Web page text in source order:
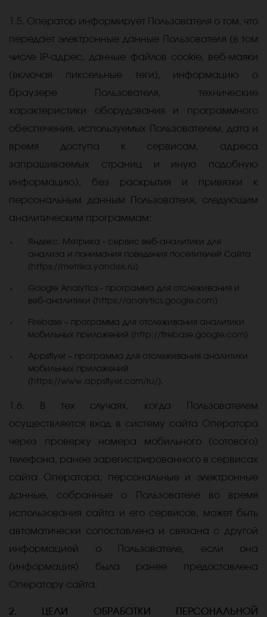
1.5. Оператор информирует Пользователя о том, что
передает электронные данные Пользователя (в том
числе IP-адрес, данные файлов cookie, веб-маяки
(включая пиксельные теги), информацию о
браузере Пользователя, технические
характеристики оборудования и программного
обеспечения, используемых Пользователем, дата и
время доступа к сервисам, адреса
запрашиваемых страниц и иную подобную
информацию), без раскрытия и привязки к
персональным данным Пользователя, следующим
аналитическим программам:
Яндекс. Метрика - сервис веб-аналитики для
анализа и понимания поведения посетителей Сайта
( https://metrika.yandex.ru )
Google Analytics - программа для отслеживания и
веб-аналитики ( https://analytics.google.com)
Firebase – программа для отслеживания аналитики
мобильных приложений ( http://firebase.google.com)
Appsflyer – программа для отслеживания аналитики
мобильных приложений
( https://www.appsflyer.com/ru/).
1.6. В тех случаях, когда Пользователем
осуществляется вход в систему сайта Оператора
через проверку номера мобильного (сотового)
телефона, ранее зарегистрированного в сервисах
сайта Оператора, персональные и электронные
данные, собранные о Пользователе во время
использования сайта и его сервисов, может быть
автоматически сопоставлена и связана с другой
информацией о Пользователе, если она
(информация) была ранее предоставлена
Оператору сайта.
2. ЦЕЛИ ОБРАБОТКИ ПЕРСОНАЛЬНОЙ